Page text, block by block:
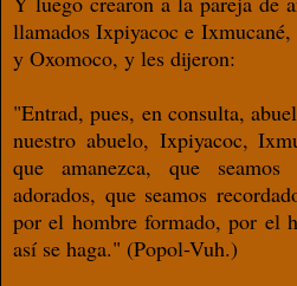
llamados Ixpiyacoc e
y Oxomoco, y les dijeron:
"Entrad, pues, en consulta,
nuestro abuelo, Ixpiyacoc,
que amanezca, que seamos
adorados, que seamos
por el hombre formado, por el
así se haga." (Popol-Vuh.)